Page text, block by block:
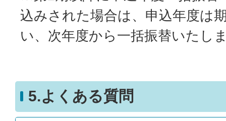
込みされた場合は、申込年度は
い、次年度から一括振替いたし
5.よくある質問